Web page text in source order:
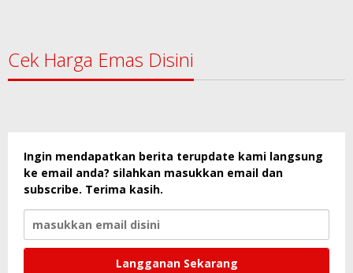
Cek Harga Emas Disini
Ingin mendapatkan berita terupdate kami langsung
ke email anda? silahkan masukkan email dan
subscribe. Terima kasih.